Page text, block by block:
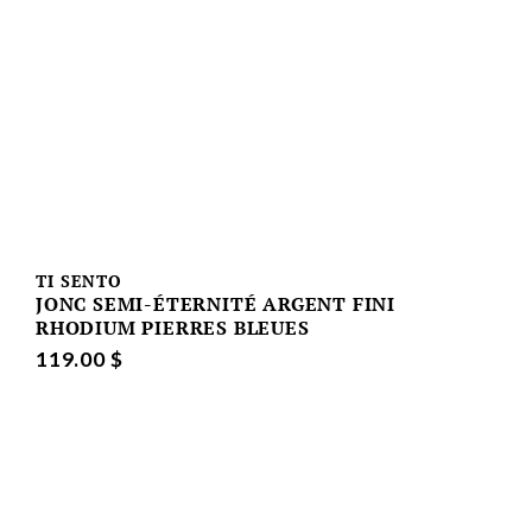
TI SENTO
JONC SEMI-ÉTERNITÉ ARGENT FINI
RHODIUM PIERRES BLEUES
119.00 $